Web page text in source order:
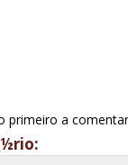
primeiro a